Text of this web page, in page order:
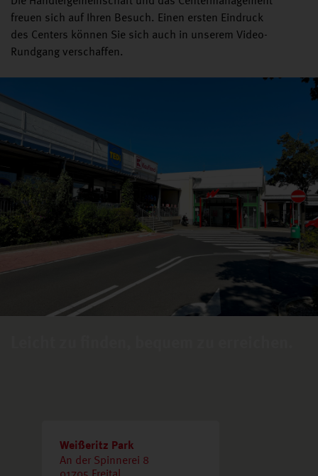
freuen sich auf Ihren Besuch. Einen ersten Eindruck
des Centers können Sie sich auch in unserem Video-
Rundgang verschaffen.
Weißeritz Park
An der Spinnerei 8